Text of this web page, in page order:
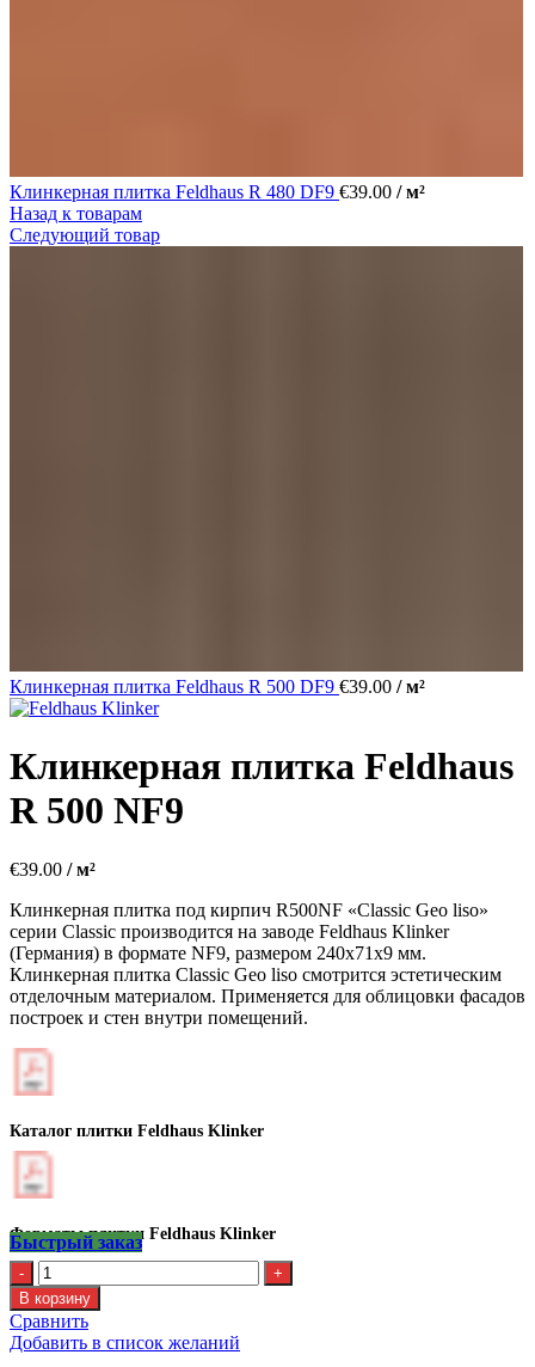
Клинкерная плитка Feldhaus R 480 DF9 €39.00 / м²
Назад к товарам
Следующий товар
Клинкерная плитка Feldhaus R 500 DF9 €39.00 / м²
Клинкерная плитка Feldhaus
R 500 NF9
€39.00 / м²
Клинкерная плитка под кирпич R500NF «Classic Geo liso»
серии Classic производится на заводе Feldhaus Klinker
(Германия) в формате NF9, размером 240х71х9 мм.
Клинкерная плитка Classic Geo liso смотрится эстетическим
отделочным материалом. Применяется для облицовки фасадов
построек и стен внутри помещений.
Каталог плитки Feldhaus Klinker
Форматы плитки Feldhaus Klinker
Быстрый заказ
Количество
Клинкерная
плитка
Feldhaus
R
В корзину
Сравнить
Добавить в список желаний